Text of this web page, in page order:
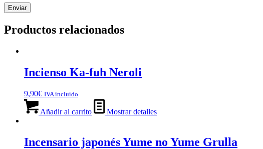
Productos relacionados
Incienso Ka-fuh Neroli
9,90€ IVA incluído
Añadir al carrito Mostrar detalles
Incensario japonés Yume no Yume Grulla